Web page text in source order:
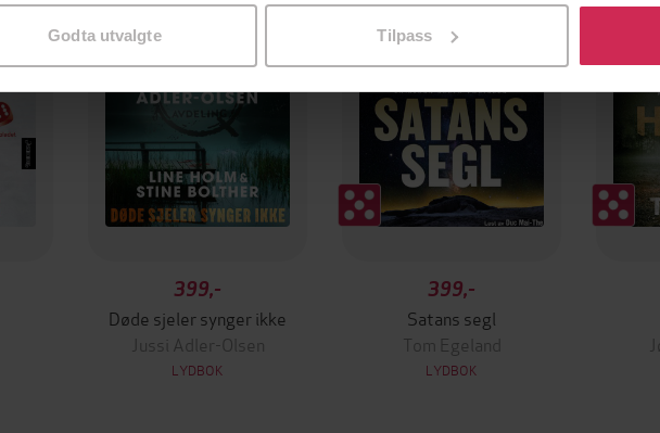
Godta utvalgte Tilpass
399,-
Døde sjeler synger ikke
Jussi Adler-Olsen
LYDBOK
399,-
Satans segl
Tom Egeland
LYDBOK